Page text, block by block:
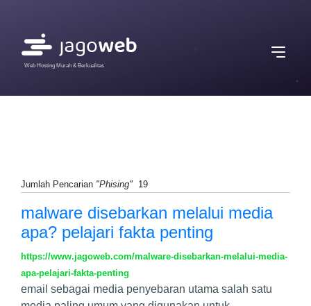
Web Hosting Murah & Berkualitas
Jumlah Pencarian "Phising" 19
malware disebarkan melalui media
apa? pelajari fakta penting
https://www.jagoweb.com/malware-disebarkan-melalui-media-
apa-pelajari-fakta-penting
email sebagai media penyebaran utama salah satu